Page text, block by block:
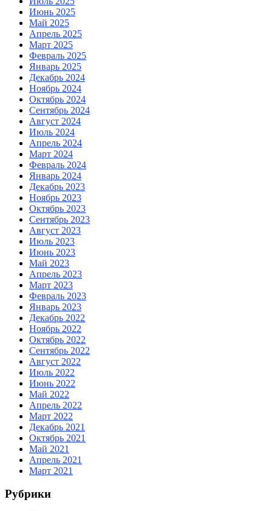
Июнь 2025
Май 2025
Апрель 2025
Март 2025
Февраль 2025
Январь 2025
Декабрь 2024
Ноябрь 2024
Октябрь 2024
Сентябрь 2024
Август 2024
Июль 2024
Апрель 2024
Март 2024
Февраль 2024
Январь 2024
Декабрь 2023
Ноябрь 2023
Октябрь 2023
Сентябрь 2023
Август 2023
Июль 2023
Июнь 2023
Май 2023
Апрель 2023
Март 2023
Февраль 2023
Январь 2023
Декабрь 2022
Ноябрь 2022
Октябрь 2022
Сентябрь 2022
Август 2022
Июль 2022
Июнь 2022
Май 2022
Апрель 2022
Март 2022
Декабрь 2021
Октябрь 2021
Май 2021
Апрель 2021
Март 2021
Рубрики